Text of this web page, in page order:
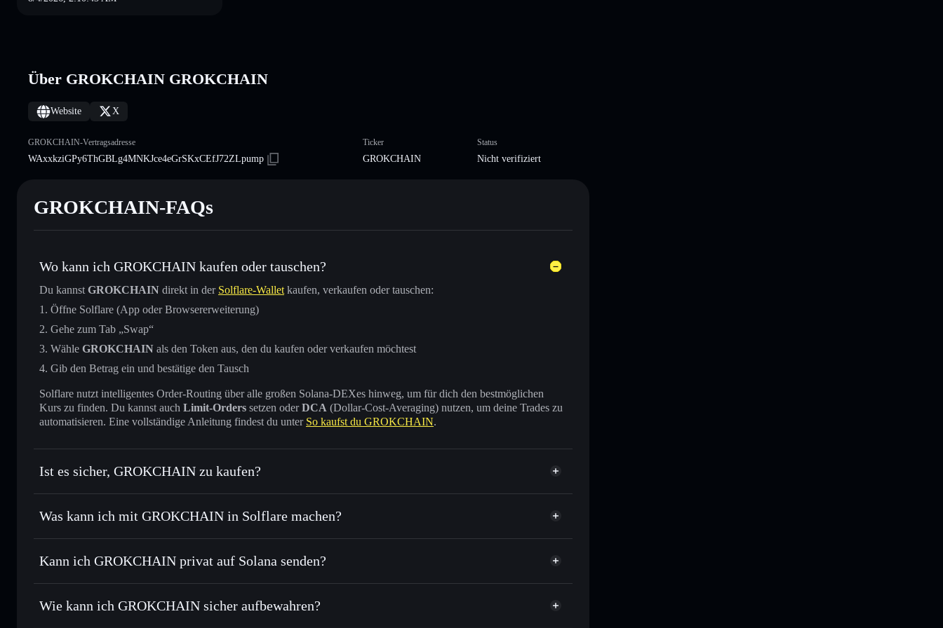
Über GROKCHAIN GROKCHAIN
Website X
GROKCHAIN-Vertragsadresse
WAxxkziGPy6ThGBLg4MNKJce4eGrSKxCEfJ72ZLpump
Ticker
GROKCHAIN
Status
Nicht verifiziert
GROKCHAIN-FAQs
Wo kann ich GROKCHAIN kaufen oder tauschen?
Du kannst GROKCHAIN direkt in der Solflare-Wallet kaufen, verkaufen oder tauschen:
Öffne Solflare (App oder Browsererweiterung)
Gehe zum Tab „Swap“
Wähle GROKCHAIN als den Token aus, den du kaufen oder verkaufen möchtest
Gib den Betrag ein und bestätige den Tausch
Solflare nutzt intelligentes Order-Routing über alle großen Solana-DEXes hinweg, um für dich den bestmöglichen
Kurs zu finden. Du kannst auch Limit-Orders setzen oderDCA (Dollar-Cost-Averaging) nutzen, um deine Trades zu
automatisieren. Eine vollständige Anleitung findest du unter So kaufst du GROKCHAIN.
Ist es sicher, GROKCHAIN zu kaufen?
GROKCHAIN nicht verifiziert
Was kann ich mit GROKCHAIN in Solflare machen?
GROKCHAIN
Solflare-Wallet
Sofort tauschen– handle GROKCHAIN gegen SOL, USDC oder Tausende anderer Solana-Tokens mit
Durchschnittskosteneffekt nutzen– Schritt für Schritt per Durchschnittskosteneffekt in GROKCHAIN einsteigen
Kann ich GROKCHAIN privat auf Solana senden?
Privacy Aggregator
Wie kann ich GROKCHAIN sicher aufbewahren?